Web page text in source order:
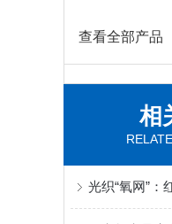
查看全部产品
相